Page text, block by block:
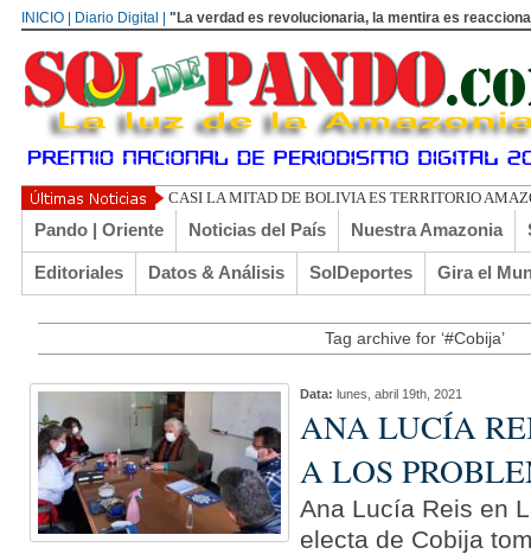
INICIO | Diario Digital | "La verdad es revolucionaria, la mentira es
CASI LA MITAD DE BOLIVIA ES TERRITORIO
Pando | Oriente Noticias del País Nuestra Amazonia
Editoriales Datos & Análisis SolDeportes Gira el
Tag archive for ‘#Cobija’
Data: lunes, abril 19th, 2021
ANA LUCÍA
A LOS
Ana Lucía Reis en
electa de Cobija